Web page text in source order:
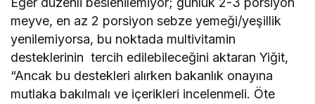
meyve, en az 2 porsiyon sebze yemeği/yeşillik
yenilemiyorsa, bu noktada multivitamin
desteklerinin tercih edilebileceğini aktaran Yiğit,
“Ancak bu destekleri alırken bakanlık onayına
mutlaka bakılmalı ve içerikleri incelenmeli. Öte